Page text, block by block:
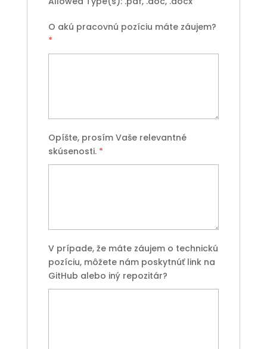
O akú pracovnú pozíciu máte záujem?
*
Opíšte, prosím Vaše relevantné
skúsenosti. *
V prípade, že máte záujem o technickú
pozíciu, môžete nám poskytnúť link na
GitHub alebo iný repozitár?